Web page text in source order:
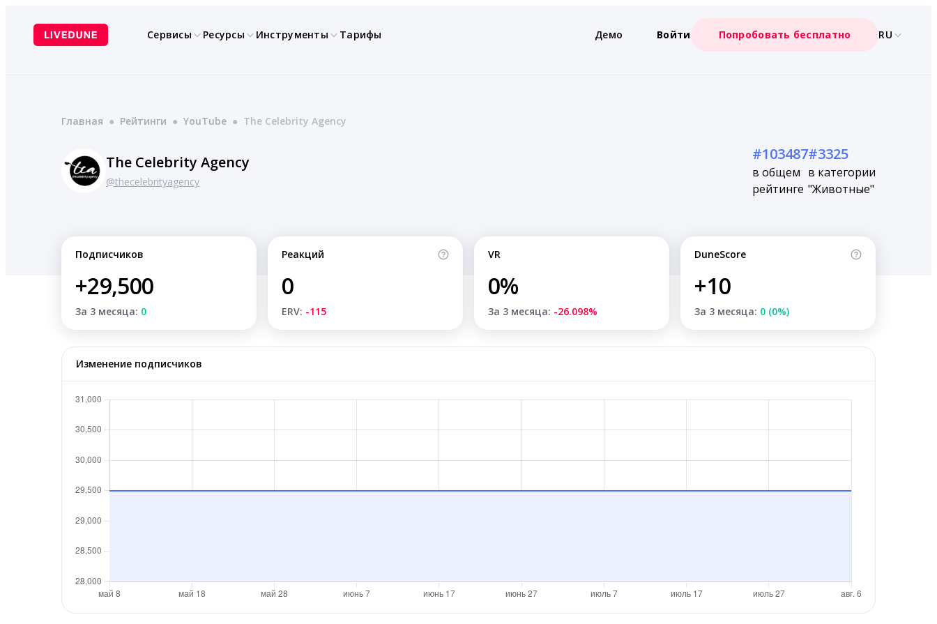
содержимому
Сервисы Ресурсы Инструменты Тарифы Демо Войти Попробовать бесплатно RU
Главная ● Рейтинги ● YouTube ● The Celebrity Agency
The Celebrity Agency
@thecelebrityagency
#103487
в общем
рейтинге
#3325
в категории
"Животные"
Подписчиков
+29,500
За 3 месяца: 0
Реакций
0
ERV: -115
VR
0%
За 3 месяца: -26.098%
DuneScore
+10
За 3 месяца: 0 (0%)
Изменение подписчиков